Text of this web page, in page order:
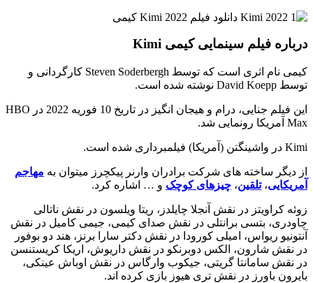
درباره فیلم سینمایی کیمی Kimi
کیمی نام اثری است که توسط Steven Soderbergh کارگردانی و
توسط David Koepp نوشته شده است.
این فیلم جنایی، درام و هیجان انگیز در تاریخ 10 فوریه 2022 در HBO
Max آمریکا رونمایی شد.
Kimi در واشینگتن (آمریکا) فیلمبرداری شده است.
از دیگر ساخته های شرکت برادران وارنر پیکچرز میتوان به مهاجم
آمریکایی،تلقین، چیزهای کوچک و … اشاره کرد.
زوئه کراویتز در نقش آنجلا چایلدز، ریتا ویلسون در نقش ناتالی
چاودری، بتسی برانتلی در نقش صدای کیمی، جیمی کامیل در نقش
آنتونیو ریواس، امیلی کورودا در نقش دکتر سارا برنز، هند دو بوفور
در نقش شارون، الکس دوبرنکو در نقش داریوش، اریکا کریستنسن
در نقش سامانتا گریتی، جیکوب وارگاس در نقش اوباش عینکی،
بایرون باورز در نقش تری هیوز بازی کرده اند.